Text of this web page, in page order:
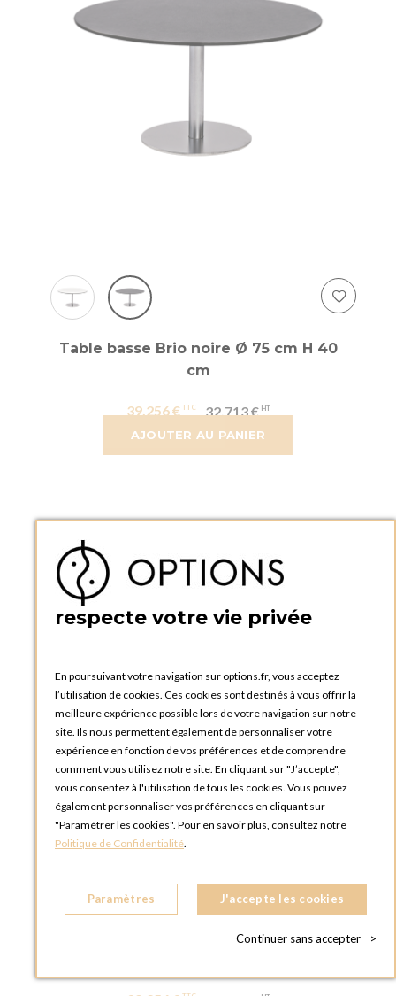
AJOUTER AU PANIER
Table basse Brio noire Ø 75 cm H 40
cm
39,256 € 32,713 €
Table basse Brio blanche Ø 75 cm H
respecte votre vie privée
En poursuivant votre navigation sur options.fr, vous acceptez
l’utilisation de cookies. Ces cookies sont destinés à vous offrir la
meilleure expérience possible lors de votre navigation sur notre
site. Ils nous permettent également de personnaliser votre
expérience en fonction de vos préférences et de comprendre
comment vous utilisez notre site. En cliquant sur "J’accepte",
vous consentez à l'utilisation de tous les cookies. Vous pouvez
également personnaliser vos préférences en cliquant sur
"Paramétrer les cookies". Pour en savoir plus, consultez notre
Politique de Confidentialité.
Paramètres J'accepte les cookies
Continuer sans accepter >